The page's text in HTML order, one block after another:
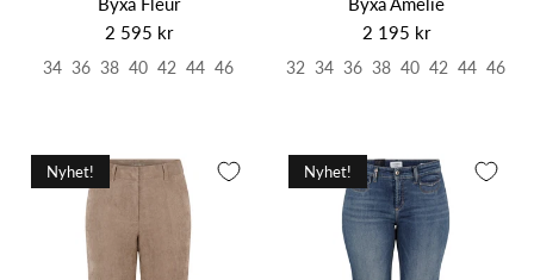
2 595 kr
34 36 38 40 42 44 46
2 195 kr
32 34 36 38 40 42 44 46
Nyhet! Nyhet!